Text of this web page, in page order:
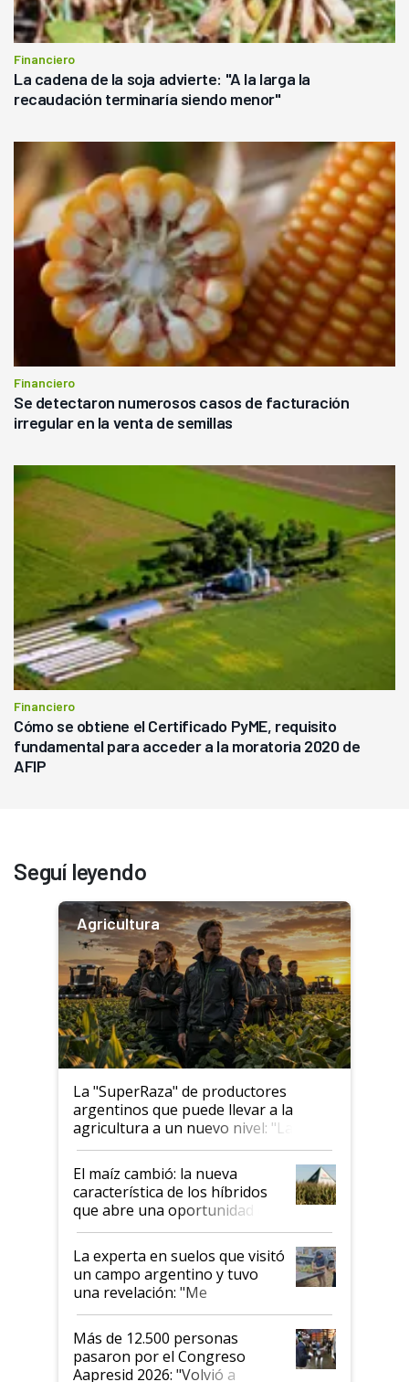
Financiero
La cadena de la soja advierte: "A la larga la
recaudación terminaría siendo menor"
Financiero
Se detectaron numerosos casos de facturación
irregular en la venta de semillas
Financiero
Cómo se obtiene el Certificado PyME, requisito
fundamental para acceder a la moratoria 2020 de
AFIP
Seguí leyendo
Agricultura
La "SuperRaza" de productores
argentinos que puede llevar a la
agricultura a un nuevo nivel: "Las
posibilidades de crecimiento son
infinitas"
El maíz cambió: la nueva
característica de los híbridos
que abre una oportunidad en
el lote
La experta en suelos que visitó
un campo argentino y tuvo
una revelación: "Me
impresionó mucho"
Más de 12.500 personas
pasaron por el Congreso
Aapresid 2026: "Volvió a